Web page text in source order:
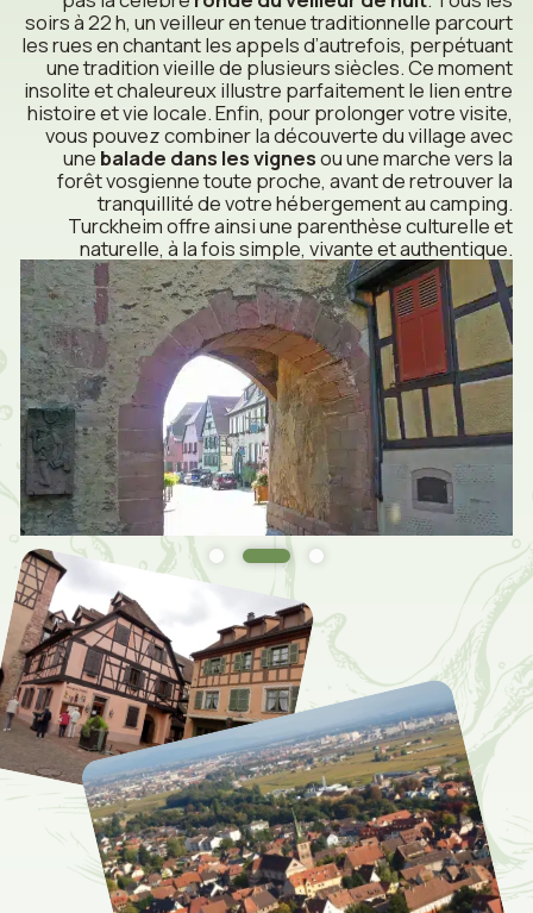
soirs à 22 h, un veilleur en tenue traditionnelle parcourt
les rues en chantant les appels d’autrefois, perpétuant
une tradition vieille de plusieurs siècles. Ce moment
insolite et chaleureux illustre parfaitement le lien entre
histoire et vie locale. Enfin, pour prolonger votre visite,
vous pouvez combiner la découverte du village avec
une balade dans les vignesou une marche vers la
forêt vosgienne toute proche, avant de retrouver la
tranquillité de votre hébergement au camping.
Turckheim offre ainsi une parenthèse culturelle et
naturelle, à la fois simple, vivante et authentique.